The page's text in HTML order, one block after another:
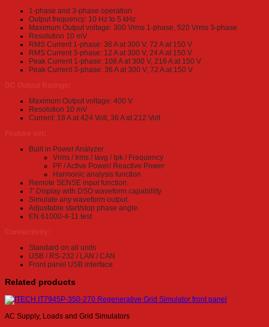
1-phase and 3-phase operation
Output frequency: 10 Hz to 5 kHz
Maximum Output voltage: 300 Vrms 1-phase, 520 Vrms 3-phase
Resolution 10 mV
RMS Current 1-phase: 36 A at 300 V, 72 A at 150 V
RMS Current 3-phase: 12 A at 300 V, 24 A at 150 V
Peak Current 1-phase: 108 A at 300 V, 216 A at 150 V
Peak Current 3-phase: 36 A at 300 V, 72 A at 150 V
Maximum Output voltage: 400 V
Resolution 10 mV
Current: 18 A at 424 Volt, 36 A at 212 Volt
Built in Power Analyzer
Vrms / Irms / Iavg / Ipk / Frequency
PF / Active Power/ Reactive Power
Harmonic analysis function
Remote SENSE input function.
7′ Display with DSO waveform capabillity
Simulate any waveform output.
Adjustable start/stop phase angle.
EN 61000-4-11 test
Standard on all units
USB / RS-232 / LAN / CAN
Front panel USB interface
Related products
AC Supply, Loads and Grid Simulators